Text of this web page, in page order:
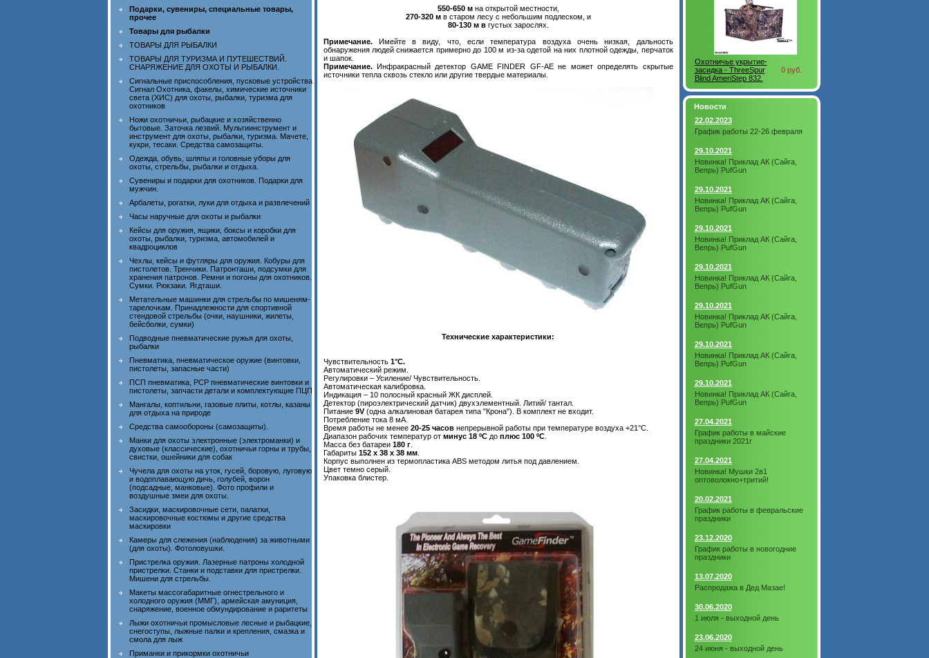
Подарки, сувениры, специальные товары,
прочее
Товары для рыбалки
ТОВАРЫ ДЛЯ РЫБАЛКИ
ТОВАРЫ ДЛЯ ТУРИЗМА И ПУТЕШЕСТВИЙ.
СНАРЯЖЕНИЕ ДЛЯ ОХОТЫ И РЫБАЛКИ.
Сигнальные приспособления, пусковые устройства
Сигнал Охотника, факелы, химические источники
света (ХИС) для охоты, рыбалки, туризма для
охотников
Ножи охотничьи, рыбацкие и хозяйственно
бытовые. Заточка лезвий. Мультиинструмент и
инструмент для охоты, рыбалки, туризма. Мачете,
кукри, тесаки. Средства самозащиты.
Одежда, обувь, шляпы и головные уборы для
охоты, стрельбы, рыбалки и отдыха.
Сувениры и подарки для охотников. Подарки для
мужчин.
Арбалеты, рогатки, луки для отдыха и развлечений
Часы наручные для охоты и рыбалки
Кейсы для оружия, ящики, боксы и коробки для
охоты, рыбалки, туризма, автомобилей и
квадроциклов
Чехлы, кейсы и футляры для оружия. Кобуры для
пистолетов. Тренчики. Патронташи, подсумки для
хранения патронов. Ремни и погоны для охотников.
Сумки. Рюкзаки. Ягдташи.
Метательные машинки для стрельбы по мишеням-
тарелочкам. Принадлежности для спортивной
стендовой стрельбы (очки, наушники, жилеты,
бейсболки, сумки)
Подводные пневматические ружья для охоты,
рыбалки
Пневматика, пневматическое оружие (винтовки,
пистолеты, запасные части)
ПСП пневматика, PCP пневматические винтовки и
пистолеты, запчасти детали и комплектующие ПЦП
Мангалы, коптильни, газовые плиты, котлы, казаны
для отдыха на природе
Средства самообороны (самозащиты).
Манки для охоты электронные (электроманки) и
духовые (классические), охотничьи горны и трубы,
свистки, ошейники для собак
Чучела для охоты на уток, гусей, боровую, луговую
и водоплавающую дичь, голубей, ворон
(подсадные, манковые). Фото профили и
воздушные змеи для охоты.
Засидки, маскировочные сети, палатки,
маскировочные костюмы и другие средства
маскировки
Камеры для слежения (наблюдения) за животными
(для охоты). Фотоловушки.
Пристрелка оружия. Лазерные патроны холодной
пристрелки. Станки и подставки для пристрелки.
Мишени для стрельбы.
Макеты массогабаритные огнестрельного и
холодного оружия (ММГ), армейская амуниция,
снаряжение, военное обмундирование и раритеты
Лыжи охотничьи промысловые лесные и рыбацкие,
снегоступы, лыжные палки и крепления, смазка и
смола для лыж
Приманки и прикормки охотничьи
550-650 мна открытой местности,
270-320 мв старом лесу с небольшим подлеском, и
80-130 м вгустых зарослях.
Примечание.Имейте в виду, что, если температура воздуха очень низкая, дальность
обнаружения людей снижается примерно до 100 м из-за одетой на них плотной одежды, перчаток
и шапок.
Примечание.Инфракрасный детектор GAME FINDER GF-AE не может определять скрытые
источники тепла сквозь стекло или другие твердые материалы.
Технические характеристики:
Чувствительность 1°C.
Автоматический режим.
Регулировки – Усиление/ Чувствительность.
Автоматическая калибровка.
Индикация – 10 полосный красный ЖК дисплей.
Детектор (пироэлектрический датчик) двухэлементный. Литий/ тантал.
Питание 9V(одна алкалиновая батарея типа "Крона"). В комплект не входит.
Потребление тока 8 мА.
Время работы не менее 20-25 часовнепрерывной работы при температуре воздуха +21°С.
Диапазон рабочих температур от минус 18 ºСдо плюс 100 ºС.
Масса без батареи 180 г.
Габариты 152 х 38 х 38 мм.
Корпус выполнен из термопластика ABS методом литья под давлением.
Цвет темно серый.
Упаковка блистер.
Охотничье укрытие-
засидка - ThreeSpur
Blind AmeriStep 832.
0 руб.
Новости
22.02.2023
График работы 22-26 февраля
29.10.2021
Новинка! Приклад АК (Сайга,
Вепрь) PufGun
29.10.2021
Новинка! Приклад АК (Сайга,
Вепрь) PufGun
29.10.2021
Новинка! Приклад АК (Сайга,
Вепрь) PufGun
29.10.2021
Новинка! Приклад АК (Сайга,
Вепрь) PufGun
29.10.2021
Новинка! Приклад АК (Сайга,
Вепрь) PufGun
29.10.2021
Новинка! Приклад АК (Сайга,
Вепрь) PufGun
29.10.2021
Новинка! Приклад АК (Сайга,
Вепрь) PufGun
27.04.2021
График работы в майские
праздники 2021г
27.04.2021
Новинка! Мушки 2в1
оптоволокно+тритий!
20.02.2021
График работы в февральские
праздники
23.12.2020
График работы в новогодние
праздники
13.07.2020
Распродажа в Дед Мазае!
30.06.2020
1 июля - выходной день
23.06.2020
24 июня - выходной день